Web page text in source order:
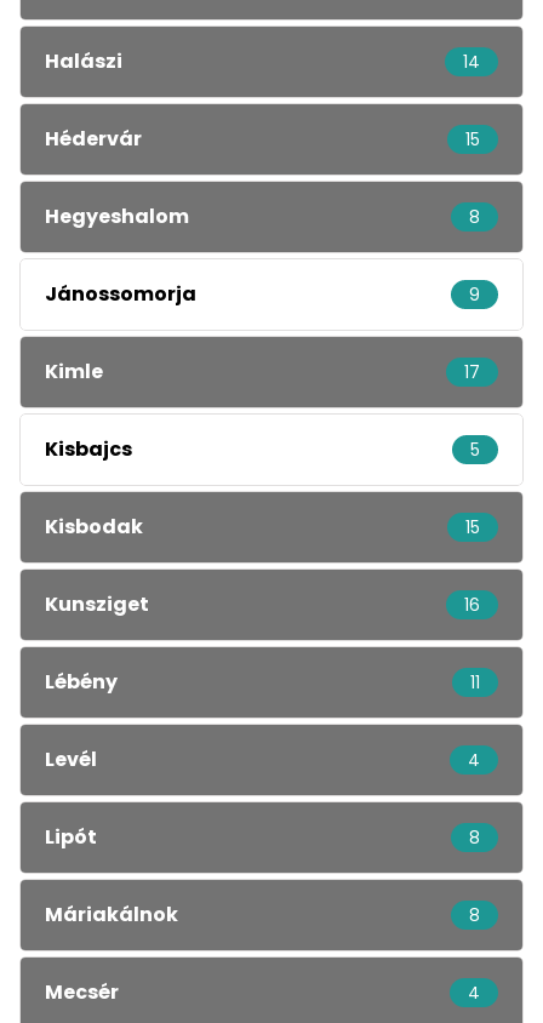
Halászi 14
Hédervár 15
Hegyeshalom 8
Jánossomorja 9
Kimle 17
Kisbajcs 5
Kisbodak 15
Kunsziget 16
Lébény 11
Levél 4
Lipót 8
Máriakálnok 8
Mecsér 4